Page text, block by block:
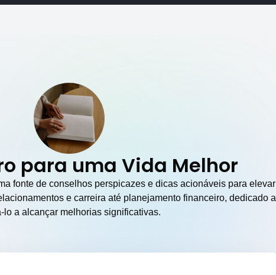
para uma Vida Melhor
fonte de conselhos perspicazes e dicas acionáveis para elevar
e carreira até planejamento financeiro, dedicado a
lo a alcançar melhorias significativas.